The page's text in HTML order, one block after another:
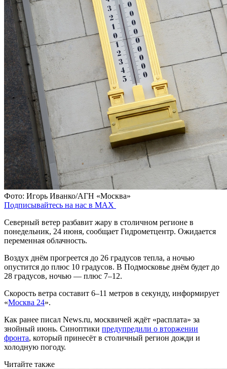
Фото: Игорь Иванко/АГН «Москва»
Подписывайтесь на нас в MAX
Северный ветер разбавит жару в столичном регионе в
понедельник, 24 июня, сообщает Гидрометцентр. Ожидается
переменная облачность.
Воздух днём прогреется до 26 градусов тепла, а ночью
опустится до плюс 10 градусов. В Подмосковье днём будет до
28 градусов, ночью — плюс 7–12.
Скорость ветра составит 6–11 метров в секунду, информирует
«Москва 24».
Как ранее писал News.ru, москвичей ждёт «расплата» за
знойный июнь. Синоптики предупредили о вторжении
фронта, который принесёт в столичный регион дожди и
холодную погоду.
Читайте также